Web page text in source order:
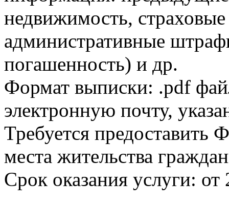
недвижимость,
административные
погашенность) и др.
Формат выписки: .pdf
электронную почту,
Требуется
места жительства
Срок оказания услуги: от